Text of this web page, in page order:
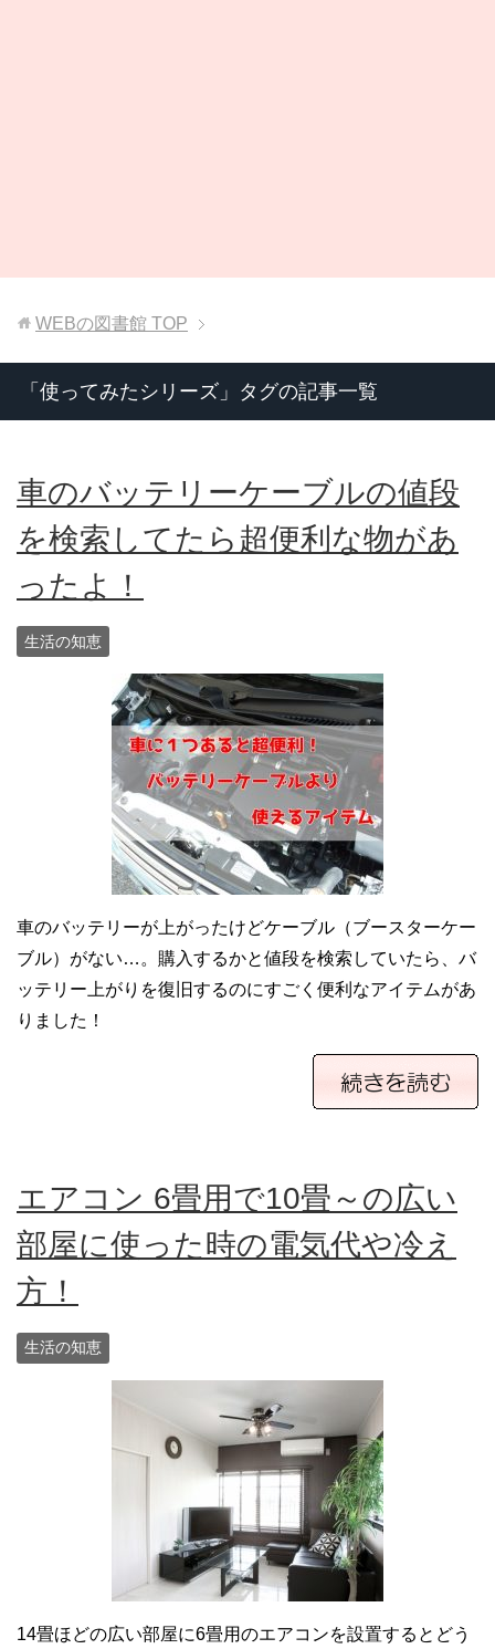
WEBの図書館 TOP
「使ってみたシリーズ」タグの記事一覧
車のバッテリーケーブルの値段
を検索してたら超便利な物があ
ったよ！
生活の知恵
車のバッテリーが上がったけどケーブル（ブースターケー
ブル）がない…。購入するかと値段を検索していたら、バ
ッテリー上がりを復旧するのにすごく便利なアイテムがあ
りました！
エアコン 6畳用で10畳～の広い
部屋に使った時の電気代や冷え
方！
生活の知恵
14畳ほどの広い部屋に6畳用のエアコンを設置するとどう